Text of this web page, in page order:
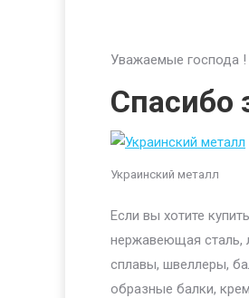
Уважаемые господа !
Спасибо
Украинский металл
Если вы хотите
нержавеющая сталь,
сплавы, швеллеры,
образные балки,